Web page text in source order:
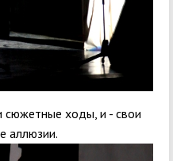
сюжетные ходы, и - свои
аллюзии.